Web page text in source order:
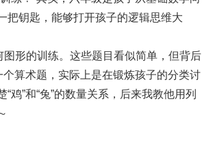
把钥匙，能够打开孩子的逻辑思维大
形的训练。这些题目看似简单，但背后
算术题，实际上是在锻炼孩子的分类讨
”和“兔”的数量关系，后来我教他用列